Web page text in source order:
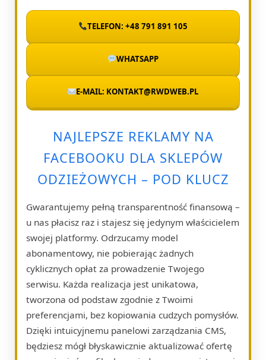
TELEFON: +48 791 891 105
WHATSAPP
E-MAIL: KONTAKT@RWDWEB.PL
NAJLEPSZE REKLAMY NA
FACEBOOKU DLA SKLEPÓW
ODZIEŻOWYCH – POD KLUCZ
Gwarantujemy pełną transparentność finansową –
u nas płacisz raz i stajesz się jedynym właścicielem
swojej platformy. Odrzucamy model
abonamentowy, nie pobierając żadnych
cyklicznych opłat za prowadzenie Twojego
serwisu. Każda realizacja jest unikatowa,
tworzona od podstaw zgodnie z Twoimi
preferencjami, bez kopiowania cudzych pomysłów.
Dzięki intuicyjnemu panelowi zarządzania CMS,
będziesz mógł błyskawicznie aktualizować ofertę